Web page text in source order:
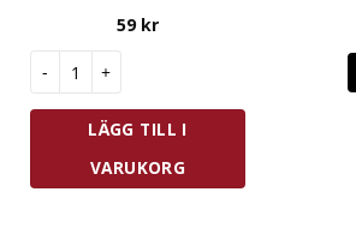
59 kr
Zwilling Fresh & Save Vinförslutare mängd
LÄGG TILL I
VARUKORG